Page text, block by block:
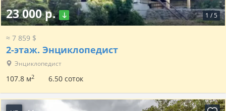
1 /5
23 000 р.
≈ 7 859 $
2-этаж. Энциклопедист
Энциклопедист
107.8 м2 6.50 соток